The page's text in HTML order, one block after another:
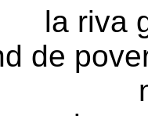
la riva
de